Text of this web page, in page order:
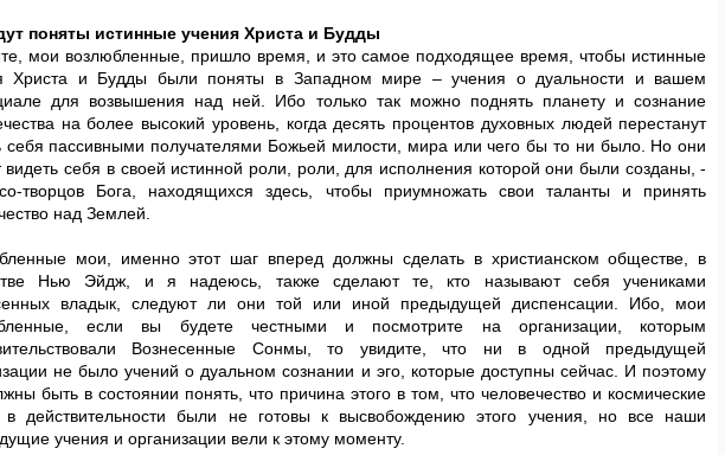
поняты истинные учения Христа и Будды
мои возлюбленные, пришло время, и это самое подходящее время, чтобы истинные
Христа и Будды были поняты в Западном мире – учения о дуальности и вашем
для возвышения над ней. Ибо только так можно поднять планету и сознание
на более высокий уровень, когда десять процентов духовных людей перестанут
себя пассивными получателями Божьей милости, мира или чего бы то ни было. Но они
видеть себя в своей истинной роли, роли, для исполнения которой они были созданы, -
творцов Бога, находящихся здесь, чтобы приумножать свои таланты и принять
над Землей.
мои, именно этот шаг вперед должны сделать в христианском обществе, в
Нью Эйдж, и я надеюсь, также сделают те, кто называют себя учениками
владык, следуют ли они той или иной предыдущей диспенсации. Ибо, мои
если вы будете честными и посмотрите на организации, которым
Вознесенные Сонмы, то увидите, что ни в одной предыдущей
не было учений о дуальном сознании и эго, которые доступны сейчас. И поэтому
быть в состоянии понять, что причина этого в том, что человечество и космические
в действительности были не готовы к высвобождению этого учения, но все наши
учения и организации вели к этому моменту.